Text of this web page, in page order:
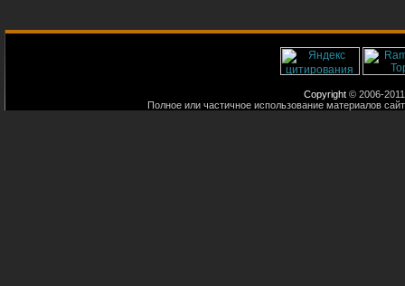
Copyright © 2006-
Полное или частичное использование материалов